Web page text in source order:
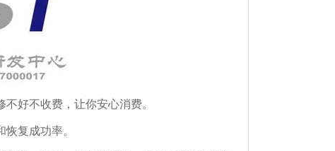
好不收费，让你安心消费。
复成功率。